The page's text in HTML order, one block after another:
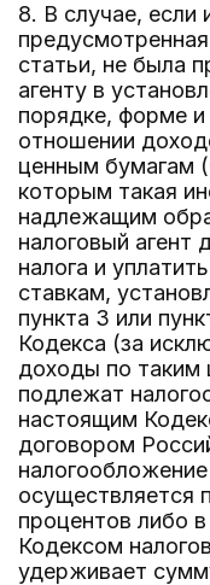
8. В случае, если
статьи, не была
агенту в
порядке, форме
отношении
ценным бумагам
которым такая
надлежащим
налоговый агент
налога и
ставкам,
пункта 3 или
Кодекса (за
доходы по таким
подлежат
настоящим
договором
осуществляется
процентов либо
Кодексом
удерживает